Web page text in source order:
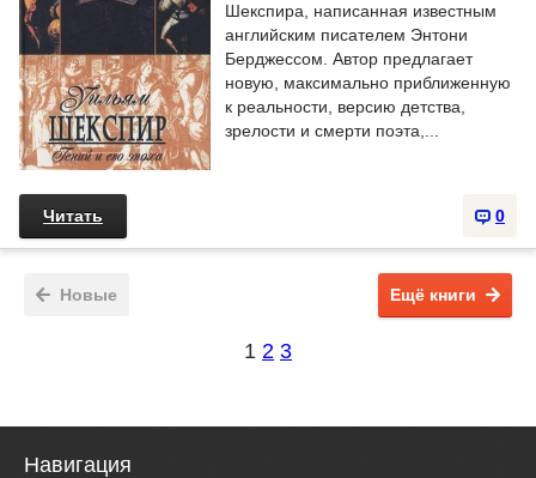
Шекспира, написанная известным
английским писателем Энтони
Берджессом. Автор предлагает
новую, максимально приближенную
к реальности, версию детства,
зрелости и смерти поэта,...
0
Читать
Новые Ещё книги
1 2 3
Навигация